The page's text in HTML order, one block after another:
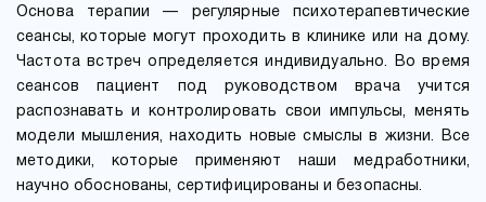
Основа терапии — регулярные психотерапевтические
сеансы, которые могут проходить в клинике или на дому.
Частота встреч определяется индивидуально. Во время
сеансов пациент под руководством врача учится
распознавать и контролировать свои импульсы, менять
модели мышления, находить новые смыслы в жизни. Все
методики, которые применяют наши медработники,
научно обоснованы, сертифицированы и безопасны.